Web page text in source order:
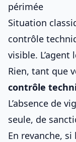
périmée
Situation
contrôle
visible. L’agent
Rien, tant que
contrôle
L’absence de
seule, de
En revanche,